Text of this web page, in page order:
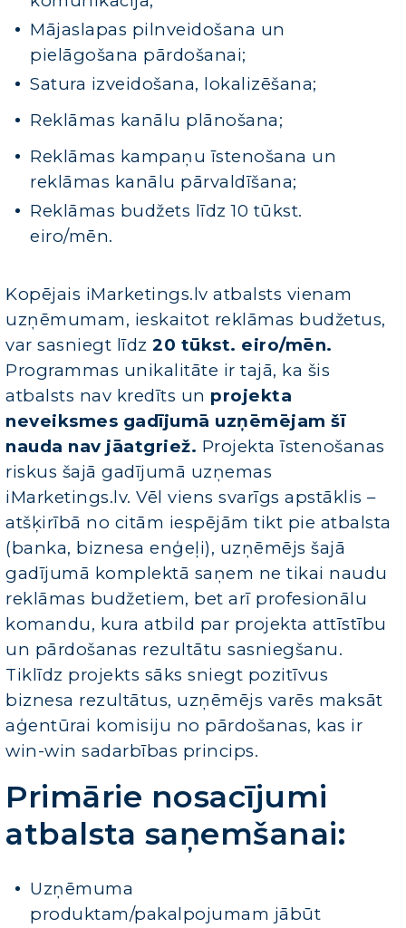
Mājaslapas pilnveidošana un
pielāgošana pārdošanai;
Satura izveidošana, lokalizēšana;
Reklāmas kanālu plānošana;
Reklāmas kampaņu īstenošana un
reklāmas kanālu pārvaldīšana;
Reklāmas budžets līdz 10 tūkst.
eiro/mēn.
Kopējais iMarketings.lv atbalsts vienam
uzņēmumam, ieskaitot reklāmas budžetus,
var sasniegt līdz20 tūkst. eiro/mēn.
Programmas unikalitāte ir tajā, ka šis
atbalsts nav kredīts un projekta
neveiksmes gadījumā uzņēmējam šī
nauda nav jāatgriež. Projekta īstenošanas
riskus šajā gadījumā uzņemas
iMarketings.lv. Vēl viens svarīgs apstāklis –
atšķirībā no citām iespējām tikt pie atbalsta
(banka, biznesa enģeļi), uzņēmējs šajā
gadījumā komplektā saņem ne tikai naudu
reklāmas budžetiem, bet arī profesionālu
komandu, kura atbild par projekta attīstību
un pārdošanas rezultātu sasniegšanu.
Tiklīdz projekts sāks sniegt pozitīvus
biznesa rezultātus, uzņēmējs varēs maksāt
aģentūrai komisiju no pārdošanas, kas ir
win-win sadarbības princips.
Primārie nosacījumi
atbalsta saņemšanai:
Uzņēmuma
produktam/pakalpojumam jābūt